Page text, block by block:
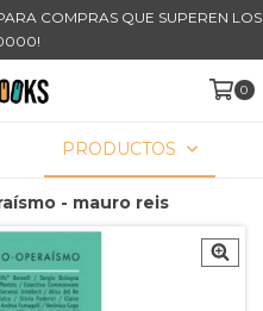
COMPRAS QUE SUPEREN LOS
0
PRODUCTOS
- mauro reis